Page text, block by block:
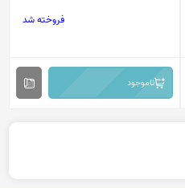
فروخته شد
ناموجود